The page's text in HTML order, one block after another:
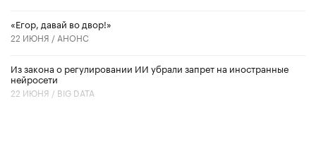
«Егор, давай во двор!»
22 ИЮНЯ / АНОНС
Из закона о регулировании ИИ убрали запрет на иностранные
нейросети
22 ИЮНЯ / BIG DATA